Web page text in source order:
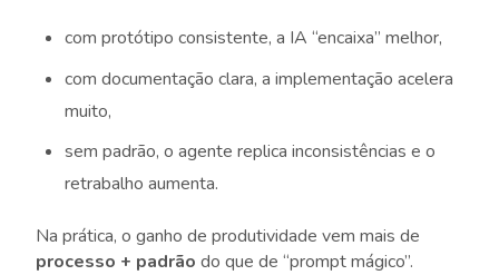
com protótipo consistente, a IA “encaixa” melhor,
com documentação clara, a implementação acelera
muito,
sem padrão, o agente replica inconsistências e o
retrabalho aumenta.
Na prática, o ganho de produtividade vem mais de
processo + padrão do que de “prompt mágico”.